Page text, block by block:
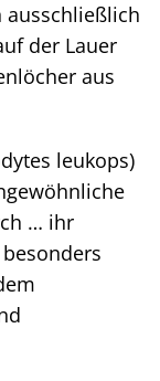
ausschließlich
der Lauer
aus
leukops)
… ihr